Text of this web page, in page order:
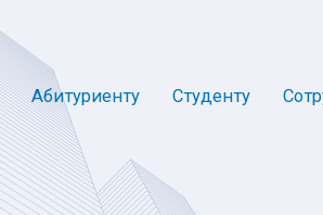
Абитуриенту Студенту